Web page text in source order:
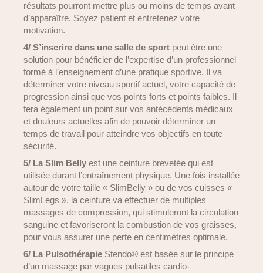
résultats pourront mettre plus ou moins de temps avant
d’apparaître. Soyez patient et entretenez votre
motivation.
4/ S’inscrire dans une salle de sport peut être une
solution pour bénéficier de l’expertise d’un professionnel
formé à l’enseignement d’une pratique sportive. Il va
déterminer votre niveau sportif actuel, votre capacité de
progression ainsi que vos points forts et points faibles. Il
fera également un point sur vos antécédents médicaux
et douleurs actuelles afin de pouvoir déterminer un
temps de travail pour atteindre vos objectifs en toute
sécurité.
5/ La Slim Belly est une ceinture brevetée qui est
utilisée durant l’entraînement physique. Une fois installée
autour de votre taille « SlimBelly » ou de vos cuisses «
SlimLegs », la ceinture va effectuer de multiples
massages de compression, qui stimuleront la circulation
sanguine et favoriseront la combustion de vos graisses,
pour vous assurer une perte en centimètres optimale.
6/ La Pulsothérapie Stendo® est basée sur le principe
d’un massage par vagues pulsatiles cardio-